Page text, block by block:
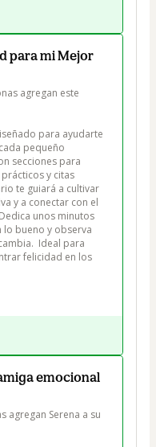
para mi Mejor
agregan este
para ayudarte
pequeño
secciones para
y citas
te guiará a cultivar
y a conectar con el
unos minutos
lo bueno y observa
Ideal para
felicidad en los
emocional
agregan Serena a su